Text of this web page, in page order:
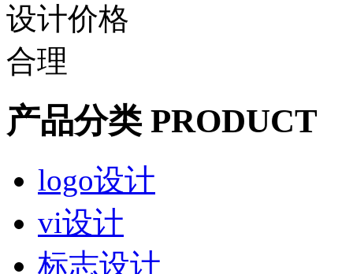
产品分类 PRODUCT
logo设计
vi设计
标志设计